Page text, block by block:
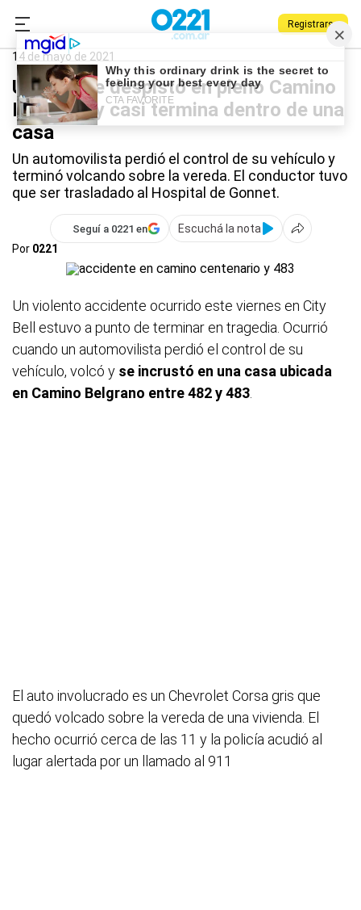
Registrarse
0221.com.ar
14 de mayo de 2021
Un auto se despistó en pleno Camino
Belgrano y casi termina dentro de una
casa
Un automovilista perdió el control de su vehículo y
terminó volcando sobre la vereda. El conductor tuvo
que ser trasladado al Hospital de Gonnet.
Seguí a 0221 en
Escuchá la nota
Por 0221
Un violento accidente ocurrido este viernes en City
Bell estuvo a punto de terminar en tragedia. Ocurrió
cuando un automovilista perdió el control de su
vehículo, volcó y se incrustó en una casa ubicada
en Camino Belgrano entre 482 y 483
El auto involucrado es un Chevrolet Corsa gris que
quedó volcado sobre la vereda de una vivienda. El
hecho ocurrió cerca de las 11 y la policía acudió al
lugar alertada por un llamado al 911